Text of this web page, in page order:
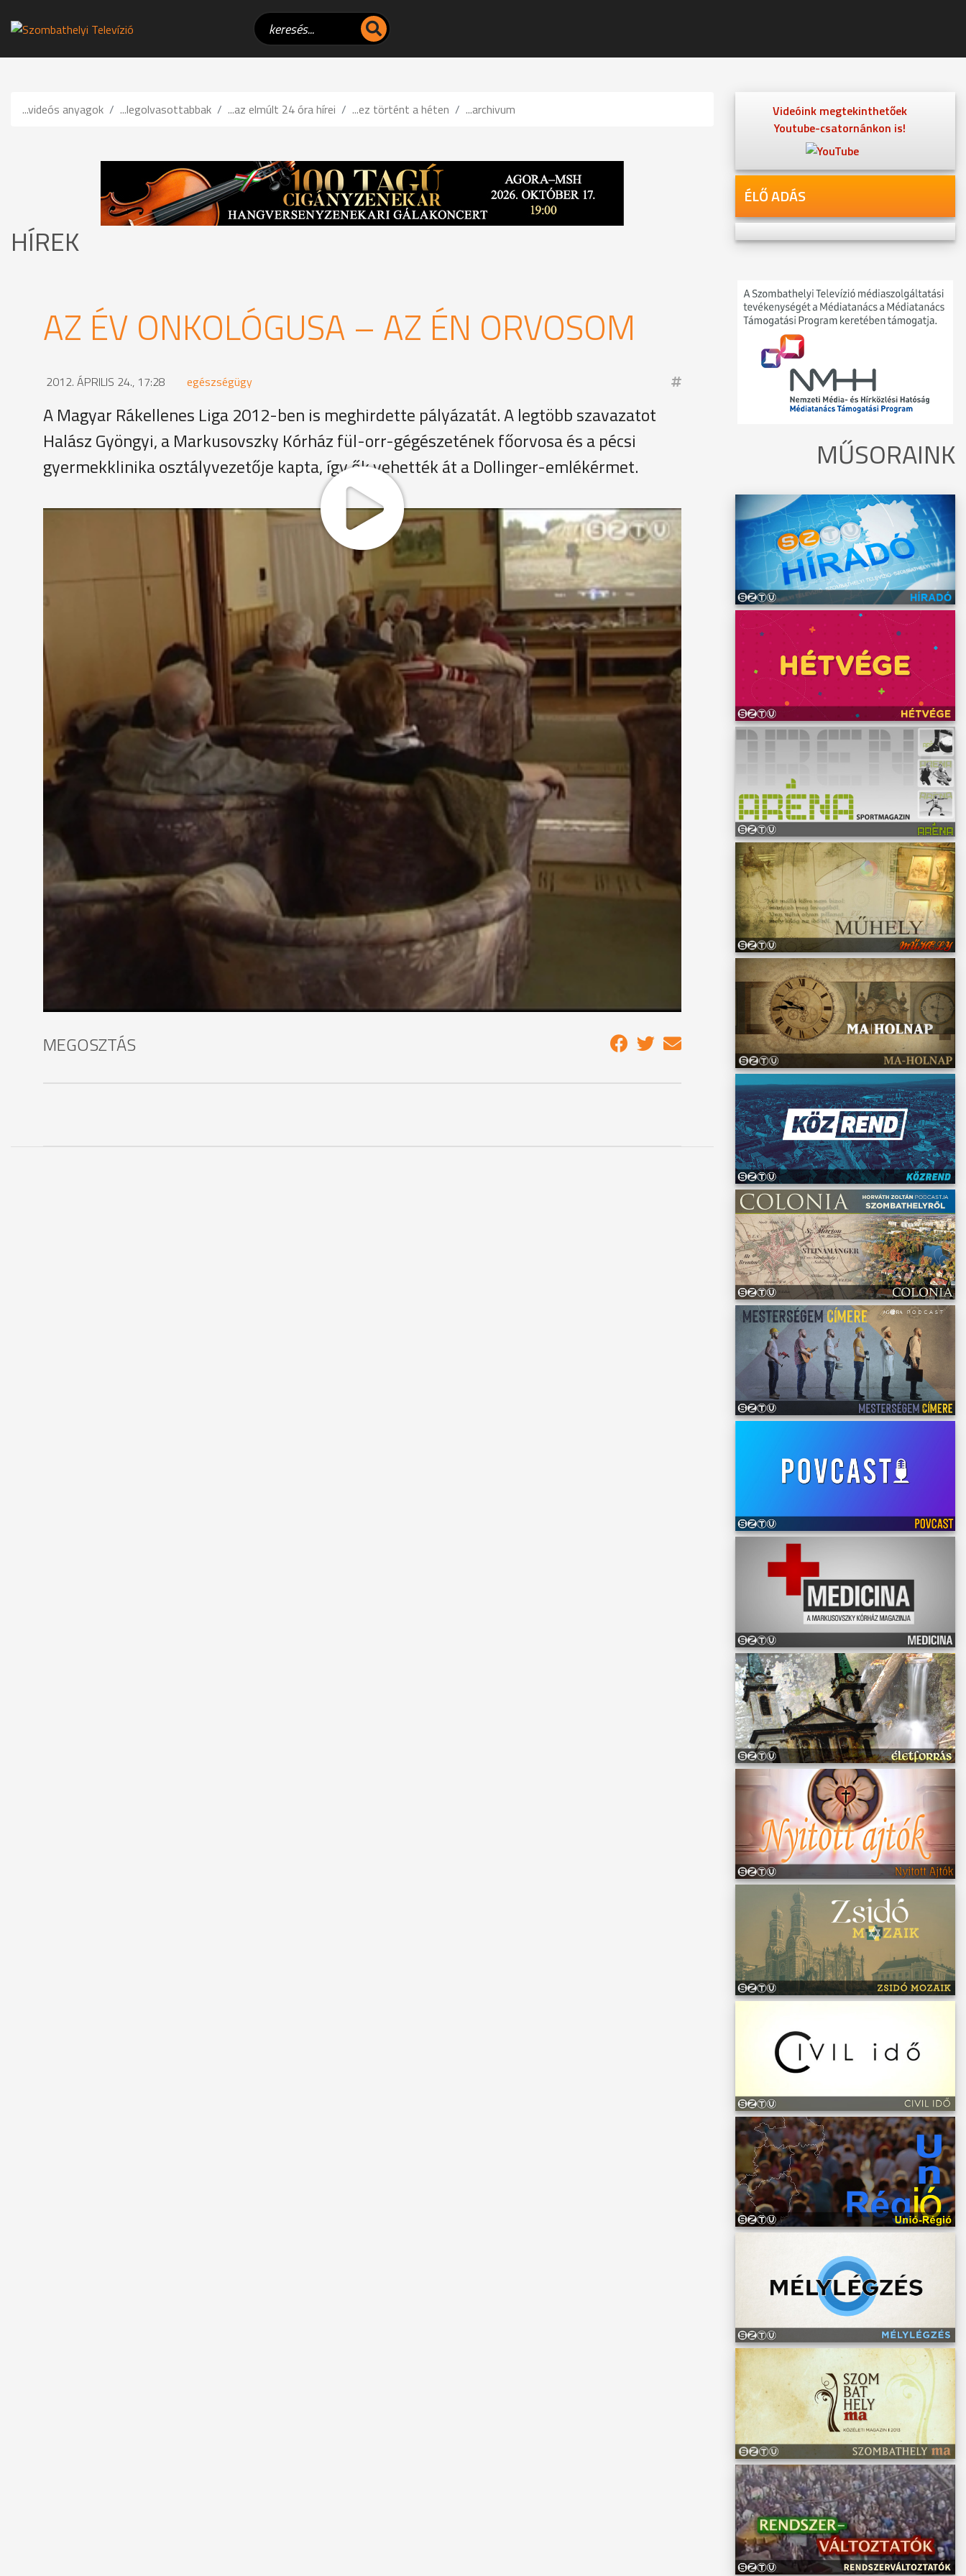
...videós anyagok ...legolvasottabbak ...az elmúlt 24 óra hírei ...ez történt a héten ...archivum
HÍREK
AZ ÉV ONKOLÓGUSA – AZ ÉN ORVOSOM
2012. ÁPRILIS 24., 17:28 egészségügy
A Magyar Rákellenes Liga 2012-ben is meghirdette pályázatát. A legtöbb szavazatot
Halász Gyöngyi, a Markusovszky Kórház fül-orr-gégészetének főorvosa és a pécsi
gyermekklinika osztályvezetője kapta, így ők vehették át a Dollinger-emlékérmet.
Egy zarándokútról szóló élménybeszámolót hallgatnak az ÉLet GÉge NÉlkül Klub tagjai. Köztük Czobor József is,
akinek több mint 10 éve távolították el a gégéjét. Azóta maga is rendszeresen látogatja a kórházban a műtét előtt
álló betegeket, később segíti rehabilitációjukat,
"Főleg annak tudok örülni, amikor egy új tagunk, akinek kivették a gégéjét, kimondja az első "a" betűt, ami a
legnehezebb. Annak az egész csapat úgy tud örülni."
A Magyar Rákellenes Liga szombathelyi alapszervezete 16 éve alakult, akkor még a gégeeltávolítottak és
családtagjaik számára. Később más betegséggel élők is csatlakoztak.
Dr. Halász Gyöngyi - főorvos
"Fontos, hogy megérezzék, hogy nincsenek egyedül ebben a betegségben. Rengeteget tud adni egy sorstárs a
másiknak, és én is nagyon sok szeretetet kapok tőlük."
A daganatos betegeket segítő orvosok tevékenységét ismeri el a liga a Dollinger Gyula-emlékéremmel - a betegek
javaslata alapján. Horváth László a műtétje után egy évvel alapítóként csatlakozott a klubhoz feleségével együtt.
Horváth Lászlóné
"16 éve vagyunk a klub tagjai. Férjem is, és én is nagyon sok segítséget kaptunk. Mi -ahhoz képest amit egy évig
kínlódtunk és nehezen éltünk meg- itt a klubban felszabadultan, minden gátlás nélkül, jól érezzük magunkat."
Az ÉLGÉNÉ klub rendszeresen szervez szakmai előadásokat, beszédrehabilitációs foglalkozásokat, a tagok
látogatják betegtársaikat. De a szórakozásra is marad idő. Kirándulásokat vagy éppen farsangi mulatságot is
tartanak.
MEGOSZTÁS
Videóink megtekinthetőek
Youtube-csatornánkon is!
ÉLŐ ADÁS
MŰSORAINK